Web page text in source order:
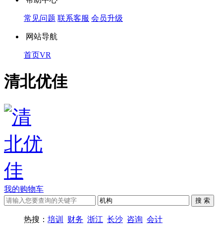
常见问题 联系客服 会员升级
网站导航
首页VR
清北优佳
我的购物车
热搜： 培训 财务 浙江 长沙 咨询 会计